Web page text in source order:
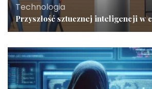
Technologia
Przyszłość sztucznej inteligencji w